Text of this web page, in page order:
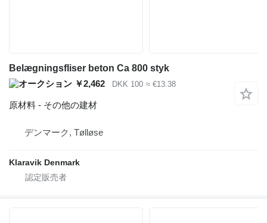
Belægningsfliser beton Ca 800 styk
￥2,462
DKK 100 ≈ €13.38
原材料 - その他の建材
デンマーク, Tølløse
Klaravik Denmark